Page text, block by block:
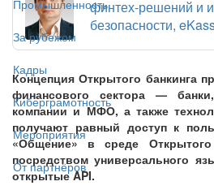
Промышленность
За рубежом
Кадры
Киберграмотность
Мероприятия
От партнёров
финтех-решений и
безопасности,
Концепция Открытого банкинга
финансового сектора —
компании и МФО, а также
получают равный доступ к
«Общение» в среде Открытого
посредством универсального
открытые API.